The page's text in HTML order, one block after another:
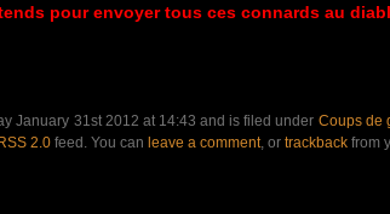
pour envoyer tous ces connards au
January 31st 2012 at 14:43 and is filed under Coups de
2.0 feed. You can leave a comment , or trackback from